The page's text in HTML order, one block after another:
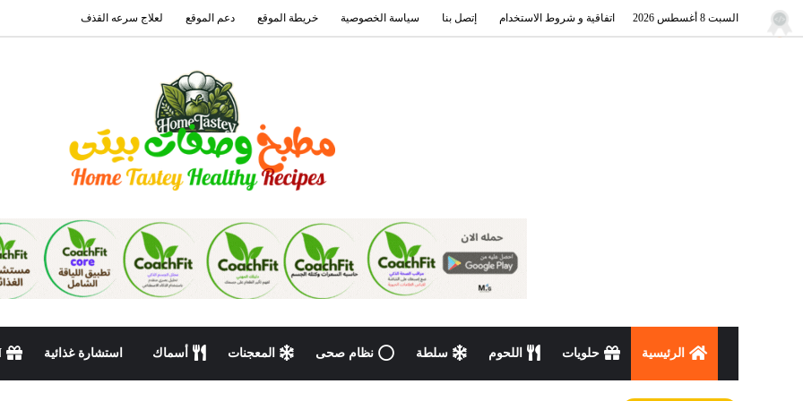
السبت 8 أغسطس 2026 اتفاقية و شروط الاستخدام إتصل بنا سياسة الخصوصية خريطة الموقع دعم الموقع لعلاج سرعه القذف
الرئيسية حلويات اللحوم سلطة نظام صحى المعجنات أسماك استشارة غذائية